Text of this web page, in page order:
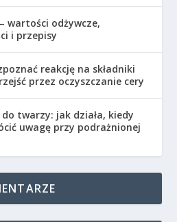
wartości odżywcze,
i przepisy
reakcję na składniki
przez oczyszczanie cery
twarzy: jak działa, kiedy
uwagę przy podrażnionej